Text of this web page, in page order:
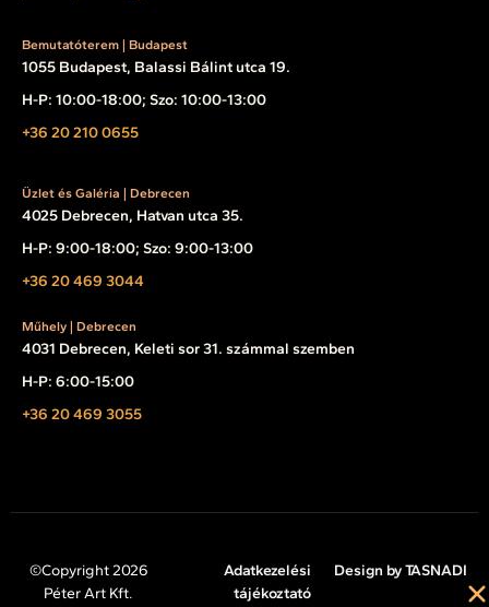
Bemutatóterem | Budapest
1055 Budapest, Balassi Bálint utca 19.
H-P: 10:00-18:00; Szo: 10:00-13:00
+36 20 210 0655
Üzlet és Galéria | Debrecen
4025 Debrecen, Hatvan utca 35.
H-P: 9:00-18:00; Szo: 9:00-13:00
+36 20 469 3044
Műhely | Debrecen
4031 Debrecen, Keleti sor 31. számmal szemben
H-P: 6:00-15:00
+36 20 469 3055
©Copyright 2026
Péter Art Kft.
Adatkezelési
tájékoztató
Design by TASNADI